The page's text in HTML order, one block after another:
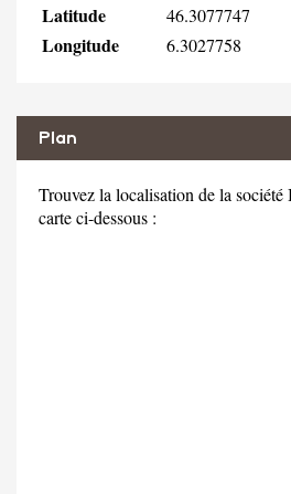
Latitude 46.3077747
Longitude 6.3027758
Plan
Trouvez la localisation de la
carte ci-dessous :